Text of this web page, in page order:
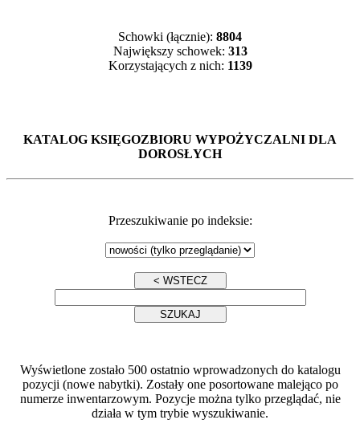
Schowki (łącznie): 8804
Największy schowek: 313
Korzystających z nich: 1139
KATALOG KSIĘGOZBIORU WYPOŻYCZALNI DLA
DOROSŁYCH
Przeszukiwanie po indeksie:
Wyświetlone zostało 500 ostatnio wprowadzonych do katalogu
pozycji (nowe nabytki). Zostały one posortowane malejąco po
numerze inwentarzowym. Pozycje można tylko przeglądać, nie
działa w tym trybie wyszukiwanie.